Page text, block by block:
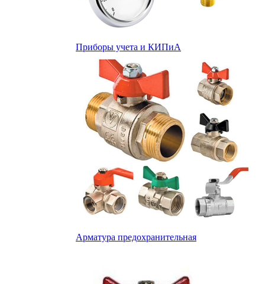
Приборы учета и КИПиА
Арматура предохранительная